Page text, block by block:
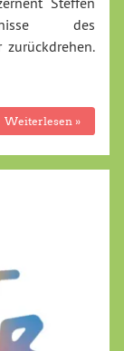
des
zurückdrehen.
Weiterlesen »